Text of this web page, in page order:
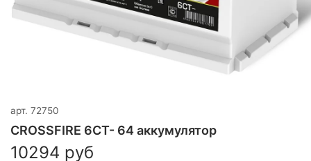
арт. 72750
CROSSFIRE 6СТ- 64 аккумулятор
10294 руб